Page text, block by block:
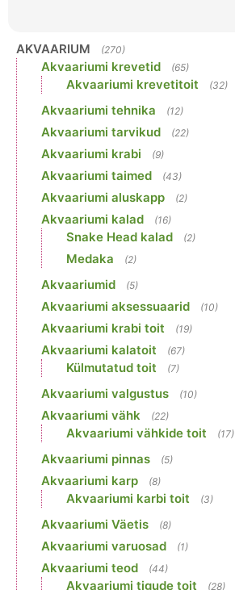
AKVAARIUM (270)
Akvaariumi krevetid (65)
Akvaariumi krevetitoit (32)
Akvaariumi tehnika (12)
Akvaariumi tarvikud (22)
Akvaariumi krabi (9)
Akvaariumi taimed (43)
Akvaariumi aluskapp (2)
Akvaariumi kalad (16)
Snake Head kalad (2)
Medaka (2)
Akvaariumid (5)
Akvaariumi aksessuaarid (10)
Akvaariumi krabi toit (19)
Akvaariumi kalatoit (67)
Külmutatud toit (7)
Akvaariumi valgustus (10)
Akvaariumi vähk (22)
Akvaariumi vähkide toit (17)
Akvaariumi pinnas (5)
Akvaariumi karp (8)
Akvaariumi karbi toit (3)
Akvaariumi Väetis (8)
Akvaariumi varuosad (1)
Akvaariumi teod (44)
Akvaariumi tigude toit (28)